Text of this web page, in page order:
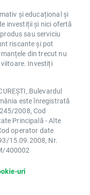
și educațional și
investiții și nici ofertă
sau serviciu
riscante și pot
din trecut nu
Investiți
Bulevardul
este înregistrată
2008, Cod
Principală - Alte
operator date
15.09.2008, Nr.
400002
uri